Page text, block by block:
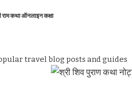
राम कथा ऑनलाइन कक्षा
travel blog posts and guides